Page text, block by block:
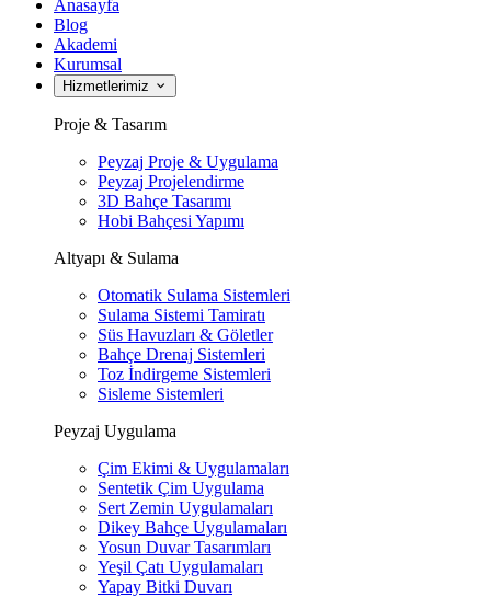
Anasayfa
Blog
Akademi
Kurumsal
Hizmetlerimiz
Proje & Tasarım
Peyzaj Proje & Uygulama
Peyzaj Projelendirme
3D Bahçe Tasarımı
Hobi Bahçesi Yapımı
Altyapı & Sulama
Otomatik Sulama Sistemleri
Sulama Sistemi Tamiratı
Süs Havuzları & Göletler
Bahçe Drenaj Sistemleri
Toz İndirgeme Sistemleri
Sisleme Sistemleri
Peyzaj Uygulama
Çim Ekimi & Uygulamaları
Sentetik Çim Uygulama
Sert Zemin Uygulamaları
Dikey Bahçe Uygulamaları
Yosun Duvar Tasarımları
Yeşil Çatı Uygulamaları
Yapay Bitki Duvarı